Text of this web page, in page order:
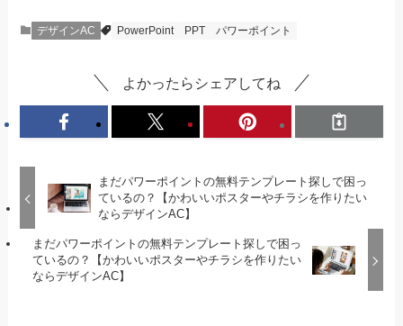
デザインAC PowerPoint PPT パワーポイント
よかったらシェアしてね
まだパワーポイントの無料テンプレート探しで困っ
ているの？【かわいいポスターやチラシを作りたい
ならデザインAC】
まだパワーポイントの無料テンプレート探しで困っ
ているの？【かわいいポスターやチラシを作りたい
ならデザインAC】